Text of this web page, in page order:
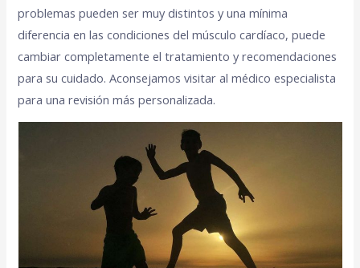
problemas pueden ser muy distintos y una mínima
diferencia en las condiciones del músculo cardíaco, puede
cambiar completamente el tratamiento y recomendaciones
para su cuidado. Aconsejamos visitar al médico especialista
para una revisión más personalizada.